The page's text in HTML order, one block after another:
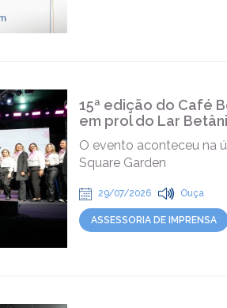
15ª edição do Café
em prol do Lar
O evento aconteceu na
Square Garden
29/07/2026 Ouça
ASSESSORIA DE IMPRENSA